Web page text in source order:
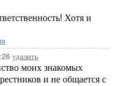
Хотя и
удалить
моих знакомых
и не общается с